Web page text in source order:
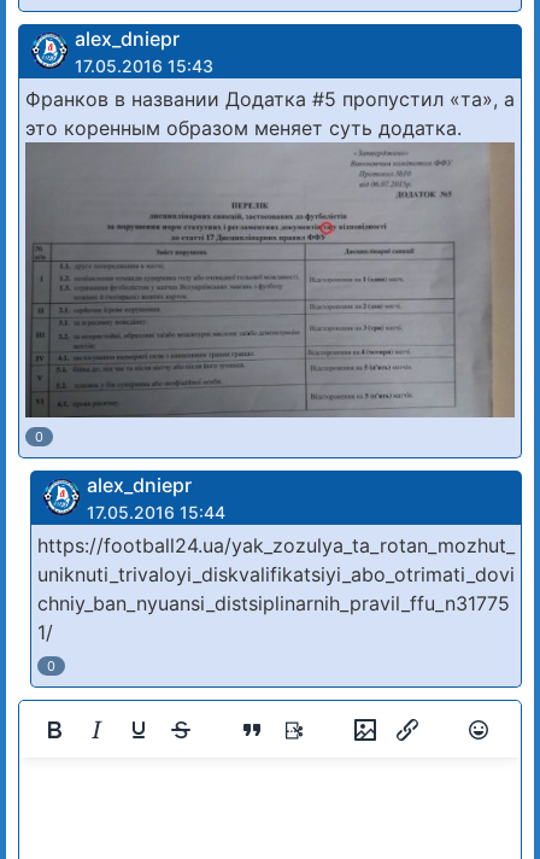
alex_dniepr
17.05.2016 15:43
Франков в названии Додатка #5 пропустил «та», а
это коренным образом меняет суть додатка.
0
alex_dniepr
17.05.2016 15:44
https://football24.ua/yak_zozulya_ta_rotan_mozhut_
uniknuti_trivaloyi_diskvalifikatsiyi_abo_otrimati_dovi
chniy_ban_nyuansi_distsiplinarnih_pravil_ffu_n31775
1/
0